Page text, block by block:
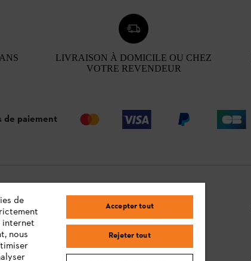
LIVRAISON À DOMICILE OU CHEZ
VOTRE REVENDEUR
de paiement
Questions / Réponses
Moyens de paiement
de
internet
nous
Accepter tout
Rejeter tout